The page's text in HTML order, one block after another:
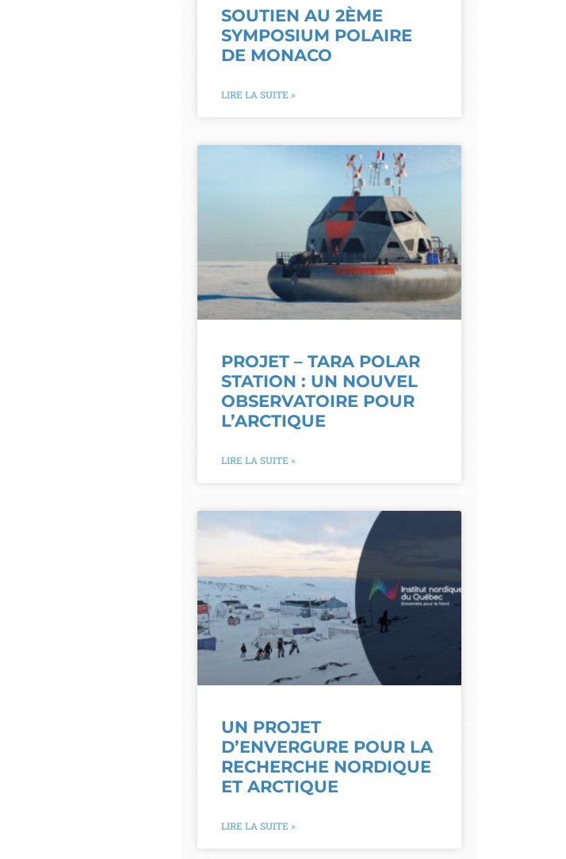
SOUTIEN AU 2ÈME
SYMPOSIUM POLAIRE
DE MONACO
LIRE LA SUITE »
PROJET – TARA POLAR
STATION : UN NOUVEL
OBSERVATOIRE POUR
L’ARCTIQUE
LIRE LA SUITE »
UN PROJET
D’ENVERGURE POUR LA
RECHERCHE NORDIQUE
ET ARCTIQUE
LIRE LA SUITE »